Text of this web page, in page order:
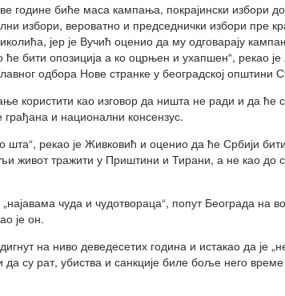
године биће маса кампања, покрајински избори
избори, вероватно и председнички избори пре
јер је Вучић оценио да му одговарају
ће бити опозиција а ко оцрњен и ухапшен“, рекао
одбора Нове странке у београдској општини
користити као изговор да ништа не ради и да ће
и национални консензус.
шта“, рекао је Живковић и оценио да ће Србији
живот тражити у Приштини и Тирани, а не као до
чуда и чудотвораца“, попут Београда на
је он.
на ниво деведесетих година и истакао да је
да су рат, убиства и санкције биле боље него